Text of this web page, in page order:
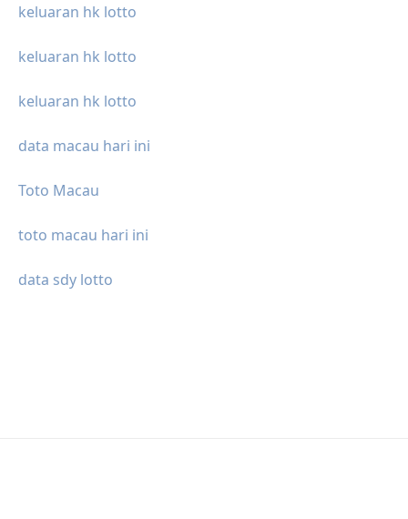
keluaran hk lotto
keluaran hk lotto
keluaran hk lotto
data macau hari ini
Toto Macau
toto macau hari ini
data sdy lotto